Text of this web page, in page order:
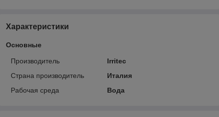
Характеристики
Основные
Производитель
Irritec
Страна производитель
Италия
Рабочая среда
Вода